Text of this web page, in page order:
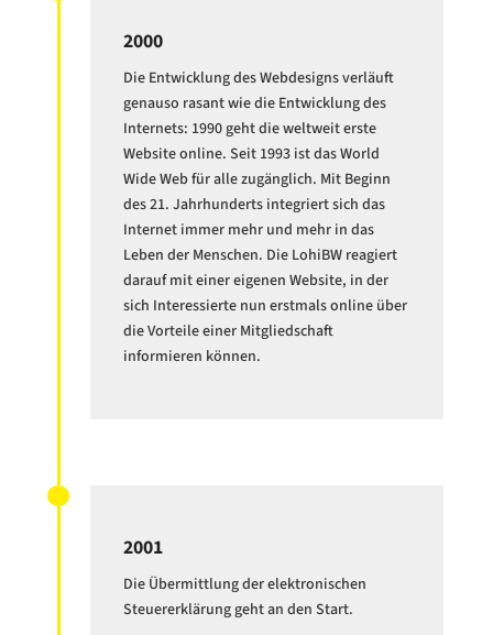
2000
Die Entwicklung des Webdesigns verläuft
genauso rasant wie die Entwicklung des
Internets: 1990 geht die weltweit erste
Website online. Seit 1993 ist das World
Wide Web für alle zugänglich. Mit Beginn
des 21. Jahrhunderts integriert sich das
Internet immer mehr und mehr in das
Leben der Menschen. Die LohiBW reagiert
darauf mit einer eigenen Website, in der
sich Interessierte nun erstmals online über
die Vorteile einer Mitgliedschaft
informieren können.
2001
Die Übermittlung der elektronischen
Steuererklärung geht an den Start.